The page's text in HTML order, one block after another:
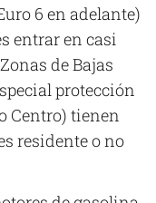
6 en adelante)
entrar en casi
de Bajas
protección
Centro) tienen
residente o no